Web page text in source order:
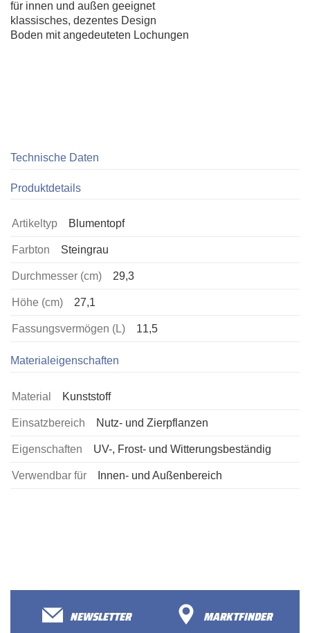
für innen und außen geeignet
klassisches, dezentes Design
Boden mit angedeuteten Lochungen
Technische Daten
Produktdetails
Artikeltyp Blumentopf
Farbton Steingrau
Durchmesser (cm) 29,3
Höhe (cm) 27,1
Fassungsvermögen (L) 11,5
Materialeigenschaften
Material Kunststoff
Einsatzbereich Nutz- und Zierpflanzen
Eigenschaften UV-, Frost- und Witterungsbeständig
Verwendbar für Innen- und Außenbereich
NEWSLETTER
MARKTFINDER